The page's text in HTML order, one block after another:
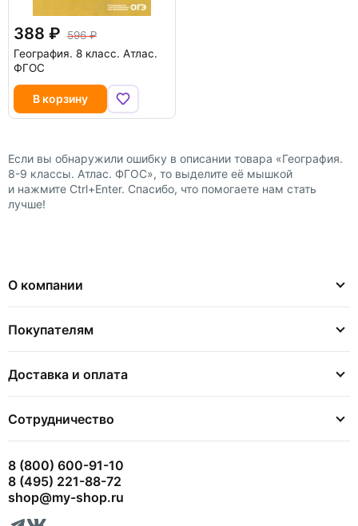
388
596
География. 8 класс. Атлас.
ФГОС
В корзину
Если вы обнаружили ошибку в описании товара «География.
8-9 классы. Атлас. ФГОС», то выделите её мышкой
и нажмите Ctrl+Enter. Спасибо, что помогаете нам стать
лучше!
О компании
Покупателям
Доставка и оплата
Сотрудничество
8 (800) 600-91-10
8 (495) 221-88-72
shop@my-shop.ru